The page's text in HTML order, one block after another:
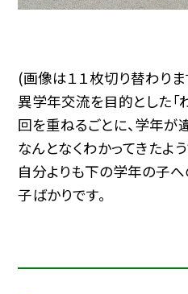
(画像は１１枚切り替わり
異学年交流を目的とした「
回を重ねるごとに、学年が
なんとなくわかってきたよう
自分よりも下の学年の子
子ばかりです。